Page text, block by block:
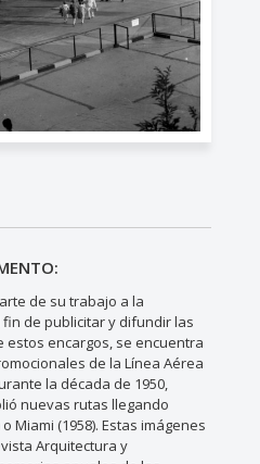
de su trabajo a la
de publicitar y difundir las
estos encargos, se encuentra
de la Línea Aérea
la década de 1950,
nuevas rutas llegando
Miami (1958). Estas imágenes
Arquitectura y